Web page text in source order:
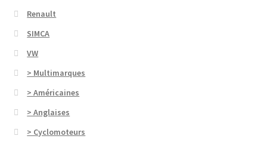
Renault
SIMCA
VW
> Multimarques
> Américaines
> Anglaises
> Cyclomoteurs